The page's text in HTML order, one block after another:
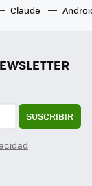
Claude
SUSCRIBIR